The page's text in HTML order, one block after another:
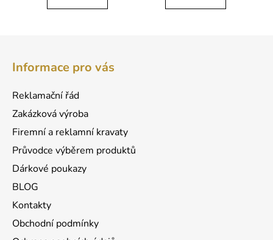
Informace pro vás
Reklamační řád
Zakázková výroba
Firemní a reklamní kravaty
Průvodce výběrem produktů
Dárkové poukazy
BLOG
Kontakty
Obchodní podmínky